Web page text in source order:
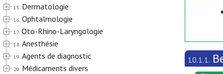
15. Dermatologie
16. Ophtalmologie
17. Oto-Rhino-Laryngologie
18. Anesthésie
19. Agents de diagnostic
20. Médicaments divers
10.1.1.